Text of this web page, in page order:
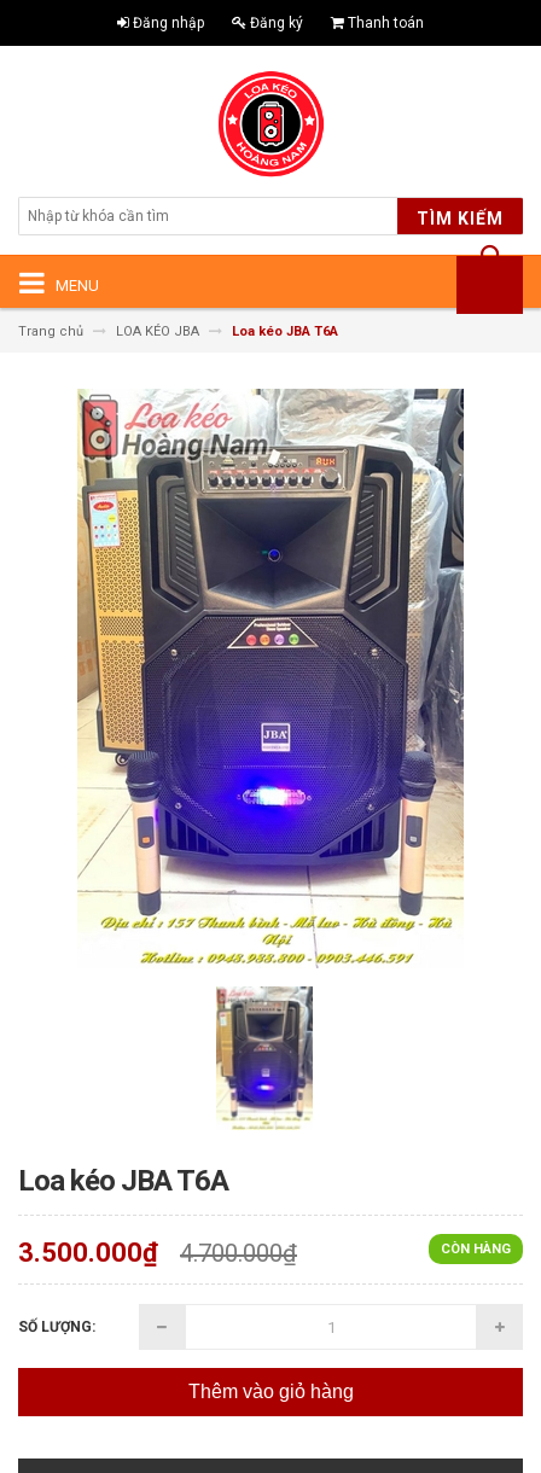
Đăng nhập Đăng ký Thanh toán
TÌM KIẾM
MENU
Trang chủ LOA KÉO JBA Loa kéo JBA T6A
Loa kéo JBA T6A
CÒN HÀNG
3.500.000₫ 4.700.000₫
SỐ LƯỢNG:
Thêm vào giỏ hàng